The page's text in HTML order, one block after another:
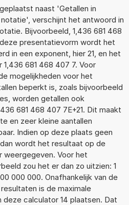
naast 'Getallen in
verschijnt het antwoord in
Bijvoorbeeld, 1,436 681 468
presentatievorm wordt het
in een exponent, hier 21, en het
1,436 681 468 407 7. Voor
mogelijkheden voor het
beperkt is, zoals bijvoorbeeld
worden getallen ook
681 468 407 7E+21. Dit maakt
en zeer kleine aantallen
Indien op deze plaats geen
wordt het resultaat op de
weergegeven. Voor het
zou het er dan zo uitzien: 1
000 000. Onafhankelijk van de
is de maximale
deze calculator 14 plaatsen. Dat